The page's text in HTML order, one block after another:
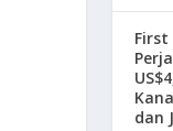
dan